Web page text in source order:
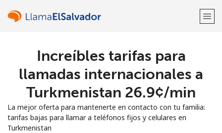
¡Bienvenido!
Regístrate con
Increíbles tarifas para
llamadas internacionales a
Turkmenistan ⁦26.9¢⁩/min
La mejor oferta para mantenerte en contacto con tu familia:
tarifas bajas para llamar a teléfonos fijos y celulares en
Turkmenistan